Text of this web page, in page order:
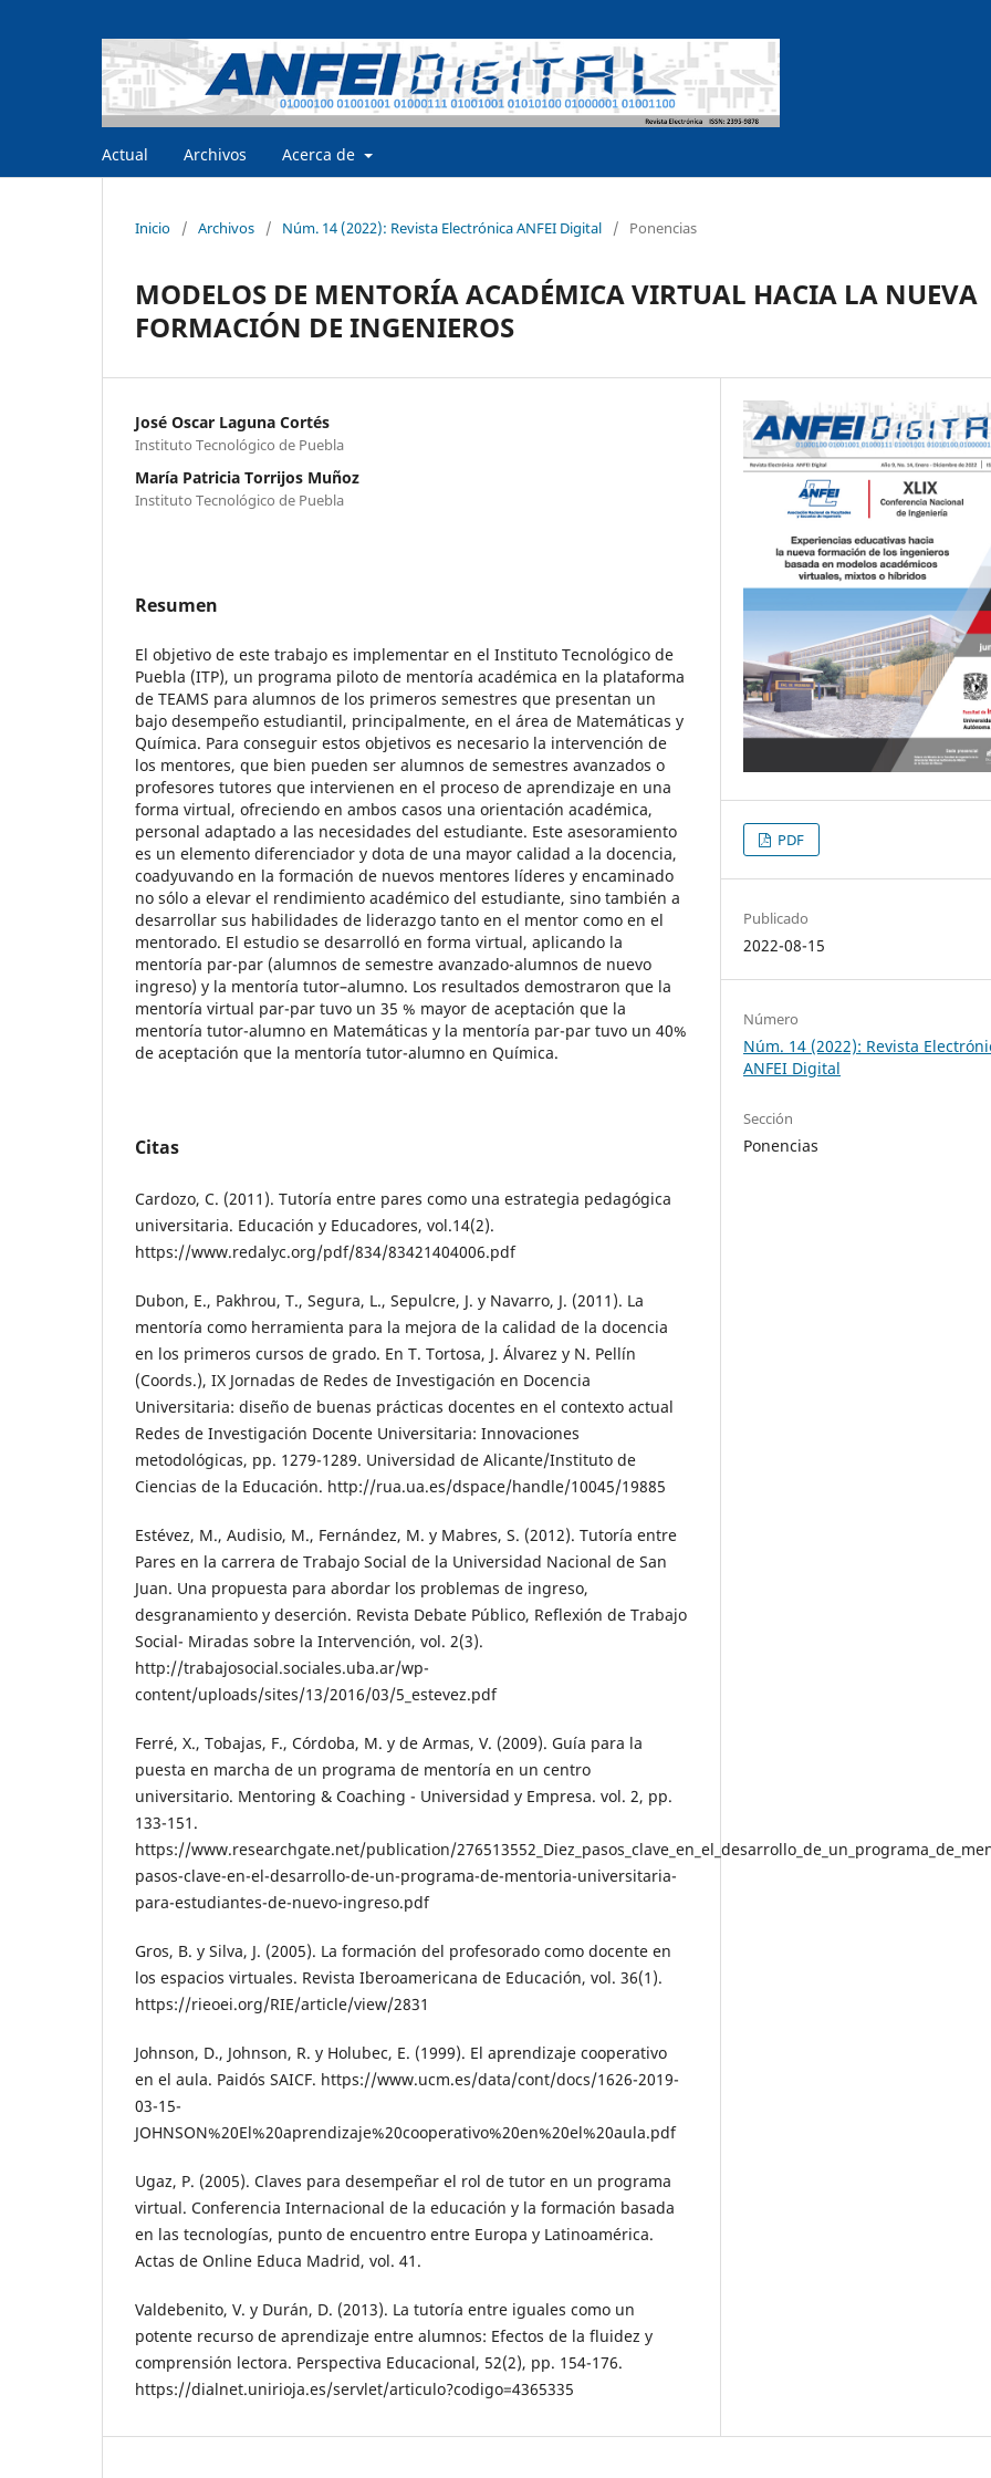
Actual Archivos Acerca de
Inicio / Archivos / Núm. 14 (2022): Revista Electrónica ANFEI Digital / Ponencias
MODELOS DE MENTORÍA ACADÉMICA VIRTUAL HACIA LA NUEVA
FORMACIÓN DE INGENIEROS
José Oscar Laguna Cortés
Instituto Tecnológico de Puebla
María Patricia Torrijos Muñoz
Instituto Tecnológico de Puebla
Resumen
El objetivo de este trabajo es implementar en el Instituto Tecnológico de
Puebla (ITP), un programa piloto de mentoría académica en la plataforma
de TEAMS para alumnos de los primeros semestres que presentan un
bajo desempeño estudiantil, principalmente, en el área de Matemáticas y
Química. Para conseguir estos objetivos es necesario la intervención de
los mentores, que bien pueden ser alumnos de semestres avanzados o
profesores tutores que intervienen en el proceso de aprendizaje en una
forma virtual, ofreciendo en ambos casos una orientación académica,
personal adaptado a las necesidades del estudiante. Este asesoramiento
es un elemento diferenciador y dota de una mayor calidad a la docencia,
coadyuvando en la formación de nuevos mentores líderes y encaminado
no sólo a elevar el rendimiento académico del estudiante, sino también a
desarrollar sus habilidades de liderazgo tanto en el mentor como en el
mentorado. El estudio se desarrolló en forma virtual, aplicando la
mentoría par-par (alumnos de semestre avanzado-alumnos de nuevo
ingreso) y la mentoría tutor–alumno. Los resultados demostraron que la
mentoría virtual par-par tuvo un 35 % mayor de aceptación que la
mentoría tutor-alumno en Matemáticas y la mentoría par-par tuvo un 40%
de aceptación que la mentoría tutor-alumno en Química.
Citas
Cardozo, C. (2011). Tutoría entre pares como una estrategia pedagógica
universitaria. Educación y Educadores, vol.14(2).
https://www.redalyc.org/pdf/834/83421404006.pdf
Dubon, E., Pakhrou, T., Segura, L., Sepulcre, J. y Navarro, J. (2011). La
mentoría como herramienta para la mejora de la calidad de la docencia
en los primeros cursos de grado. En T. Tortosa, J. Álvarez y N. Pellín
(Coords.), IX Jornadas de Redes de Investigación en Docencia
Universitaria: diseño de buenas prácticas docentes en el contexto actual
Redes de Investigación Docente Universitaria: Innovaciones
metodológicas, pp. 1279-1289. Universidad de Alicante/Instituto de
Ciencias de la Educación. http://rua.ua.es/dspace/handle/10045/19885
Estévez, M., Audisio, M., Fernández, M. y Mabres, S. (2012). Tutoría entre
Pares en la carrera de Trabajo Social de la Universidad Nacional de San
Juan. Una propuesta para abordar los problemas de ingreso,
desgranamiento y deserción. Revista Debate Público, Reflexión de Trabajo
Social- Miradas sobre la Intervención, vol. 2(3).
http://trabajosocial.sociales.uba.ar/wp-
content/uploads/sites/13/2016/03/5_estevez.pdf
Ferré, X., Tobajas, F., Córdoba, M. y de Armas, V. (2009). Guía para la
puesta en marcha de un programa de mentoría en un centro
universitario. Mentoring & Coaching - Universidad y Empresa. vol. 2, pp.
133-151.
https://www.researchgate.net/publication/
pasos-clave-en-el-desarrollo-de-un-programa-de-mentoria-universitaria-
para-estudiantes-de-nuevo-ingreso.pdf
Gros, B. y Silva, J. (2005). La formación del profesorado como docente en
los espacios virtuales. Revista Iberoamericana de Educación, vol. 36(1).
https://rieoei.org/RIE/article/view/2831
Johnson, D., Johnson, R. y Holubec, E. (1999). El aprendizaje cooperativo
en el aula. Paidós SAICF. https://www.ucm.es/data/cont/docs/1626-2019-
03-15-
JOHNSON%20El%20aprendizaje%20cooperativo%20en%20el%20aula.pdf
Ugaz, P. (2005). Claves para desempeñar el rol de tutor en un programa
virtual. Conferencia Internacional de la educación y la formación basada
en las tecnologías, punto de encuentro entre Europa y Latinoamérica.
Actas de Online Educa Madrid, vol. 41.
Valdebenito, V. y Durán, D. (2013). La tutoría entre iguales como un
potente recurso de aprendizaje entre alumnos: Efectos de la fluidez y
comprensión lectora. Perspectiva Educacional, 52(2), pp. 154-176.
https://dialnet.unirioja.es/servlet/articulo?codigo=4365335
PDF
Publicado
2022-08-15
Número
Núm. 14 (2022): Revista
ANFEI Digital
Sección
Ponencias